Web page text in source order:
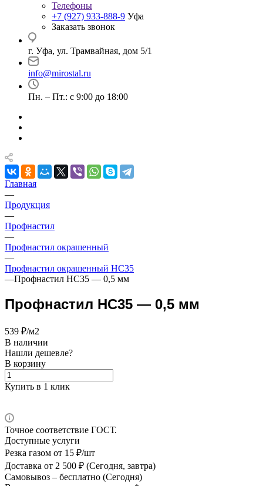
Телефоны
+7 (927) 933-888-9 Уфа
Заказать звонок
г. Уфа, ул. Трамвайная, дом 5/1
info@mirostal.ru
Пн. – Пт.: с 9:00 до 18:00
Главная
—
Продукция
—
Профнастил
—
Профнастил окрашенный
—
Профнастил окрашенный НС35
—Профнастил НС35 — 0,5 мм
Профнастил НС35 — 0,5 мм
539 ₽/м2
В наличии
Нашли дешевле?
В корзину
Купить в 1 клик
Точное соответствие ГОСТ.
Доступные услуги
Резка газом от 15 ₽/шт
Доставка от 2 500 ₽ (Сегодня, завтра)
Самовывоз – бесплатно (Сегодня)